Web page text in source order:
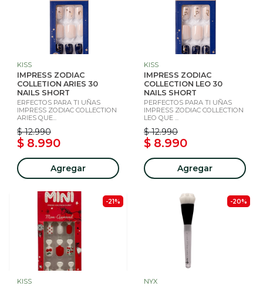
KISS
IMPRESS ZODIAC
COLLETION ARIES 30
NAILS SHORT
ERFECTOS PARA TI UÑAS
IMPRESS ZODIAC COLLECTION
ARIES QUE...
$ 12.990
$ 8.990
Agregar
KISS
IMPRESS ZODIAC
COLLECTION LEO 30
NAILS SHORT
PERFECTOS PARA TI UÑAS
IMPRESS ZODIAC COLLECTION
LEO QUE ...
$ 12.990
$ 8.990
Agregar
-21%
KISS
-20%
NYX